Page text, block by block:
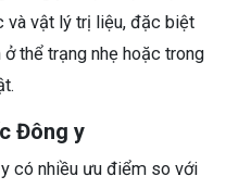
và vật lý trị liệu, đặc biệt
thể trạng nhẹ hoặc trong
Đông y
có nhiều ưu điểm so với